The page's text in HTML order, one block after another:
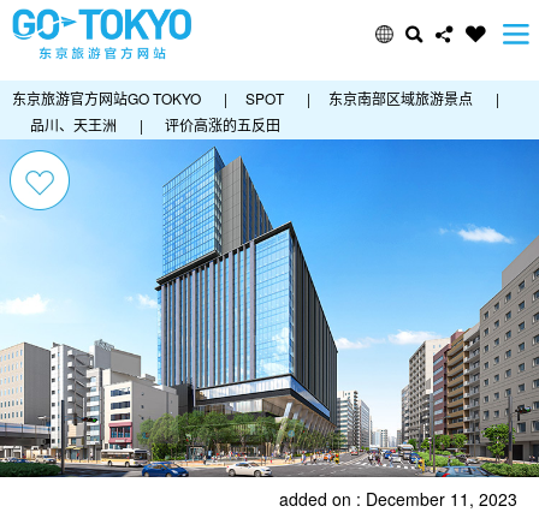
东京旅游官方网站GO TOKYO | SPOT | 东京南部区域旅游景点
|
品川、天王洲
| 评价高涨的五反田
added on : December 11, 2023